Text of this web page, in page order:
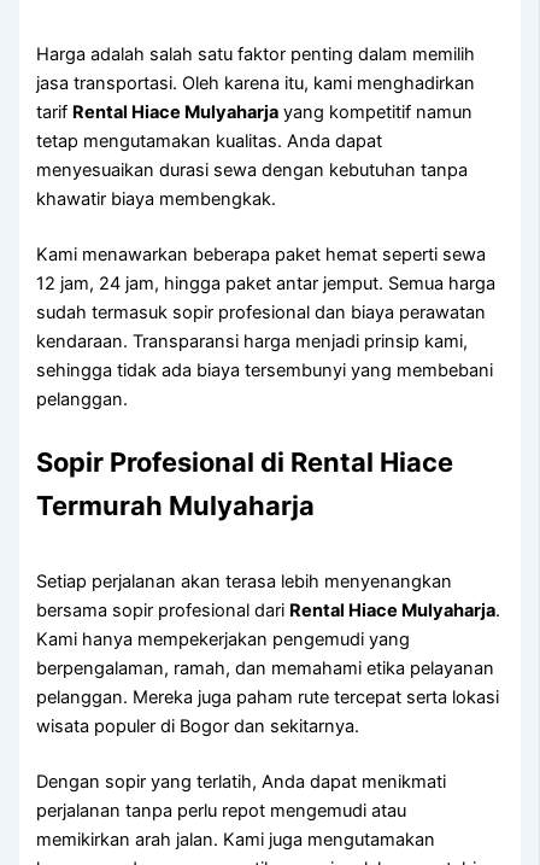
Harga adalah salah satu faktor penting dalam memilih
jasa transportasi. Oleh karena itu, kami menghadirkan
tarif Rental Hiace Mulyaharja yang kompetitif namun
tetap mengutamakan kualitas. Anda dapat
menyesuaikan durasi sewa dengan kebutuhan tanpa
khawatir biaya membengkak.
Kami menawarkan beberapa paket hemat seperti sewa
12 jam, 24 jam, hingga paket antar jemput. Semua harga
sudah termasuk sopir profesional dan biaya perawatan
kendaraan. Transparansi harga menjadi prinsip kami,
sehingga tidak ada biaya tersembunyi yang membebani
pelanggan.
Sopir Profesional di Rental Hiace
Termurah Mulyaharja
Setiap perjalanan akan terasa lebih menyenangkan
bersama sopir profesional dari Rental Hiace Mulyaharja.
Kami hanya mempekerjakan pengemudi yang
berpengalaman, ramah, dan memahami etika pelayanan
pelanggan. Mereka juga paham rute tercepat serta lokasi
wisata populer di Bogor dan sekitarnya.
Dengan sopir yang terlatih, Anda dapat menikmati
perjalanan tanpa perlu repot mengemudi atau
memikirkan arah jalan. Kami juga mengutamakan